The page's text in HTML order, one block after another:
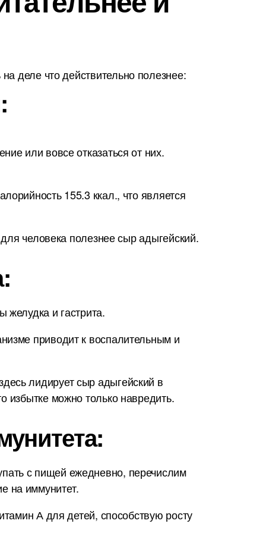
деле что действительно полезнее:
или вовсе отказаться от них.
155.3 ккал., что является
человека полезнее сыр адыгейский.
и гастрита.
приводит к воспалительным и
лидирует сыр адыгейский в
избытке можно только навредить.
с пищей ежедневно, перечислим
на иммунитет.
А для детей, способствую росту